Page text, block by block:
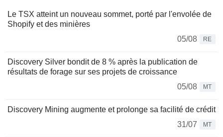
Le TSX atteint un nouveau sommet, porté par l'envolée de
Shopify et des minières
05/08
RE
Discovery Silver bondit de 8 % après la publication de
résultats de forage sur ses projets de croissance
05/08
MT
Discovery Mining augmente et prolonge sa facilité de crédit
31/07
MT